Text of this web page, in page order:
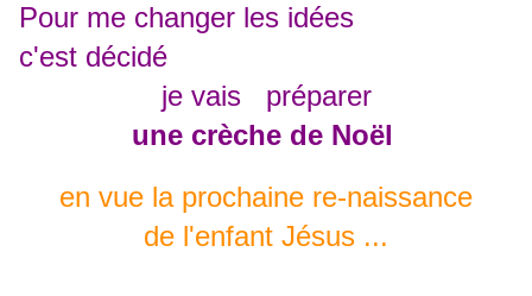
Pour me changer les idées
c'est décidé
je vais préparer
une crèche de Noël
en vue la prochaine re-naissance
de l'enfant Jésus ...